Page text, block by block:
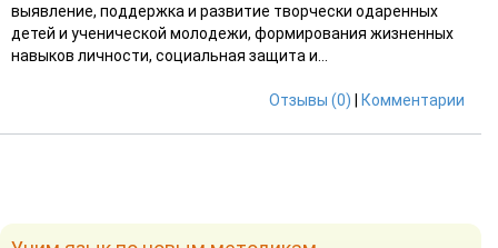
выявление, поддержка и развитие творчески одаренных
детей и ученической молодежи, формирования жизненных
навыков личности, социальная защита и...
Отзывы (0) Комментарии